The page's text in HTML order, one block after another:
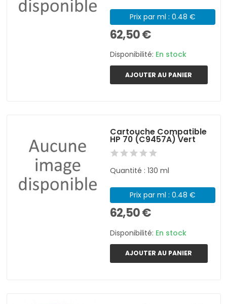
Prix par ml : 0.48 €
62,50 €
Disponibilité: En stock
AJOUTER AU PANIER
Cartouche Compatible
HP 70 (C9457A) Vert
Quantité : 130 ml
Prix par ml : 0.48 €
62,50 €
Disponibilité: En stock
AJOUTER AU PANIER